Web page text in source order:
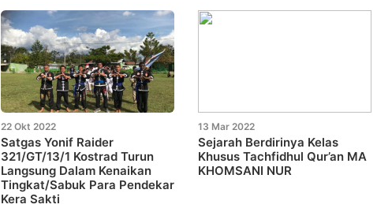
22 Okt 2022
Satgas Yonif Raider
321/GT/13/1 Kostrad Turun
Langsung Dalam Kenaikan
Tingkat/Sabuk Para Pendekar
Kera Sakti
13 Mar 2022
Sejarah Berdirinya Kelas
Khusus Tachfidhul Qur’an MA
KHOMSANI NUR